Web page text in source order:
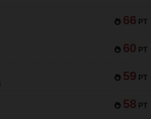
66 PT
60 PT
59 PT
58 PT